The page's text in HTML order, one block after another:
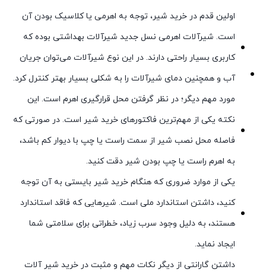
اولین قدم در خرید شیر، توجه به اهرمی یا کلاسیک بودن آن
است. شیرآلات اهرمی نسل جدید شیرآلات بهداشتی بوده که
کاربری بسیار راحتی دارند. در این نوع شیرآلات می‌توان جریان
آب و همچنین دمای شیرآلات را به شکلی بسیار بهتر کنترل کرد.
مورد مهم دیگر؛ در نظر گرفتن محل قرارگیری اهرم است. این
نکته یکی از مهم‌ترین فاکتورهای خرید شیر است. در صورتی که
فاصله محل نصب شیر از سمت راست یا چپ با دیوار کم باشد،
به اهرم راست یا چپ بودن شیر دقت کنید.
یکی از موارد ضروری که هنگام خرید شیر بایستی به آن توجه
کنید، داشتن استاندارد ملی است. شیرهایی که فاقد استاندارد
هستند، به دلیل وجود سرب زیاد، خطراتی برای سلامتی شما
ایجاد نماید.
داشتن گارانتی از دیگر نکات مهم و مثبت در خرید شیر آلات